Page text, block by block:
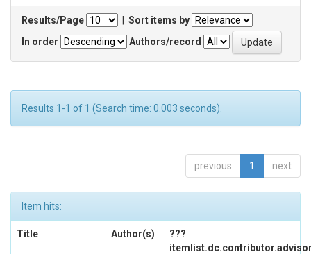
Results/Page
Sort items by
In order
Authors/record
Results 1-1 of 1 (Search time: 0.003 seconds).
previous 1 next
Item hits:
Title Author(s)
???